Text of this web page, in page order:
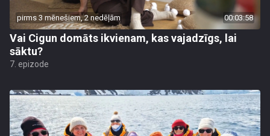
pirms 3 mēnešiem, 2 nedēļām 00:03:58
Vai Cigun domāts ikvienam, kas vajadzīgs, lai
sāktu?
7. epizode